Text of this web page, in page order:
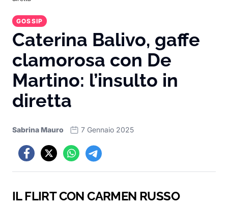
GOSSIP
Caterina Balivo, gaffe
clamorosa con De
Martino: l’insulto in
diretta
Sabrina Mauro 7 Gennaio 2025
IL FLIRT CON CARMEN RUSSO